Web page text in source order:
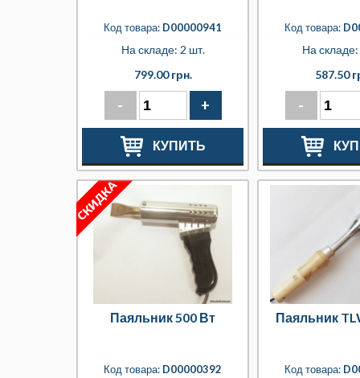
Код товара: D00000941
На складе: 2 шт.
799.00 грн.
- +
КУПИТЬ
Код товара:
На
587.50
-
Паяльник 500 Вт
Код товара: D00000392
Паяльник
Код товара: